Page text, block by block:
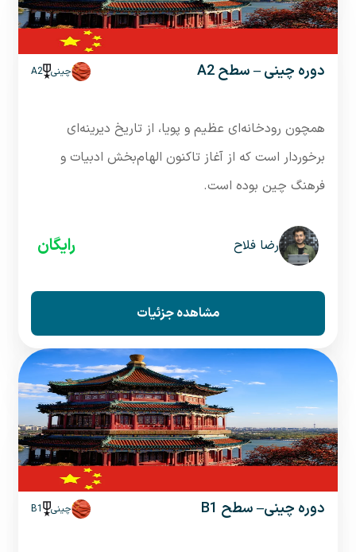
دوره چینی – سطح A2 چینی A2
همچون رودخانه‌ای عظیم و پویا، از تاریخ دیرینه‌ای
برخوردار است که از آغاز تاکنون الهام‌بخش ادبیات و
فرهنگ چین بوده است.
رضا فلاح رایگان
مشاهده جزئیات
دوره چینی– سطح B1 چینی B1